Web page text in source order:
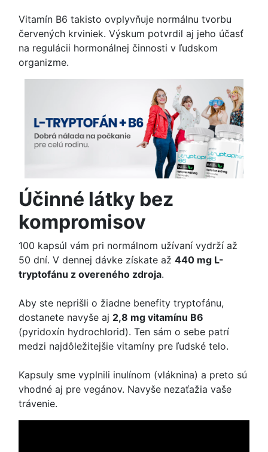
Vitamín B6 takisto ovplyvňuje normálnu tvorbu
červených krviniek. Výskum potvrdil aj jeho účasť
na regulácii hormonálnej činnosti v ľudskom
organizme.
Účinné látky bez
kompromisov
100 kapsúl vám pri normálnom užívaní vydrží až
50 dní. V dennej dávke získate až 440 mg L-
tryptofánu z overeného zdroja.
Aby ste neprišli o žiadne benefity tryptofánu,
dostanete navyše aj 2,8 mg vitamínu B6
(pyridoxín hydrochlorid). Ten sám o sebe patrí
medzi najdôležitejšie vitamíny pre ľudské telo.
Kapsuly sme vyplnili inulínom (vláknina) a preto sú
vhodné aj pre vegánov. Navyše nezaťažia vaše
trávenie.